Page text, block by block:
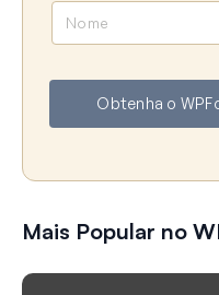
e
Obtenha o
Mais Popular no